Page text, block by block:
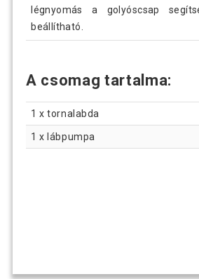
légnyomás a golyóscsap
beállítható.
A csomag tartalma:
1 x tornalabda
1 x lábpumpa